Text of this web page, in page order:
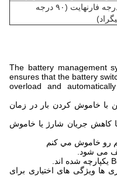
۴۴ درجه فارنهایت (۹۰ درجه
The battery management
ensures that the battery
overload and
با خاموش کردن بار در زمان
کاهش جریان شارژ یا خاموش
رو خاموش مي کنم
می شود.
ها ویژگی های اختیاری برای